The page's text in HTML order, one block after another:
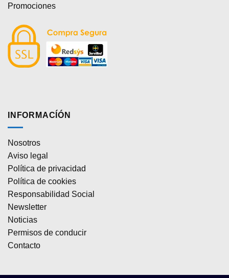
Promociones
INFORMACÍÓN
Nosotros
Aviso legal
Política de privacidad
Política de cookies
Responsabilidad Social
Newsletter
Noticias
Permisos de conducir
Contacto